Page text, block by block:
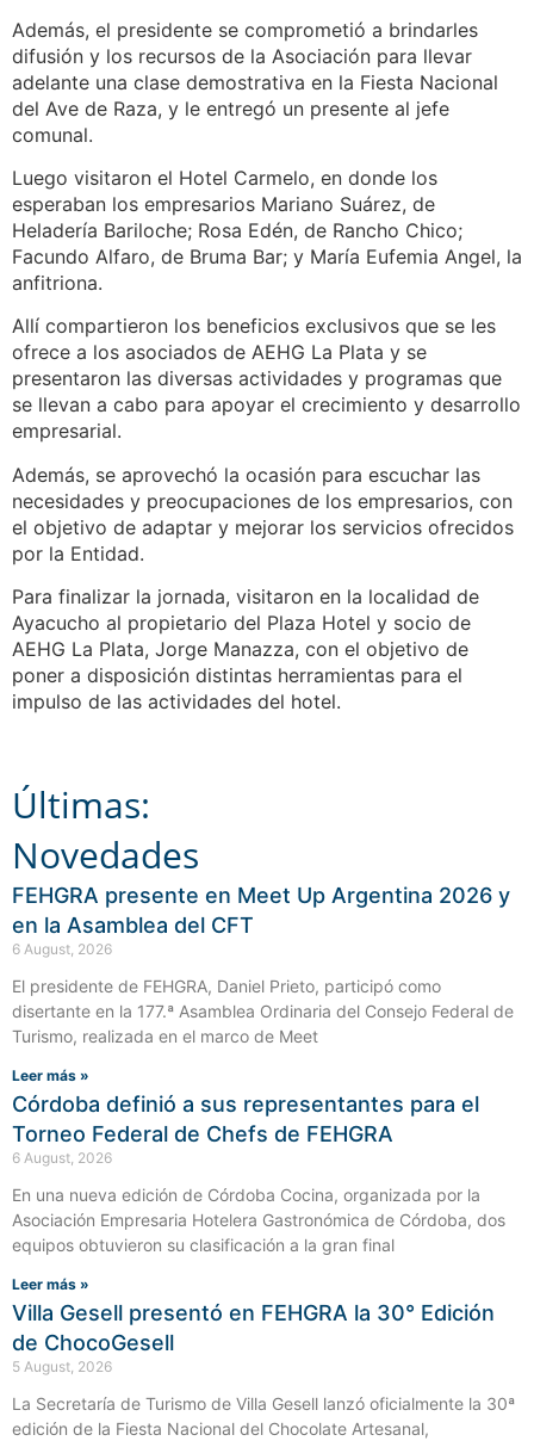
Además, el presidente se comprometió a brindarles
difusión y los recursos de la Asociación para llevar
adelante una clase demostrativa en la Fiesta Nacional
del Ave de Raza, y le entregó un presente al jefe
comunal.
Luego visitaron el Hotel Carmelo, en donde los
esperaban los empresarios Mariano Suárez, de
Heladería Bariloche; Rosa Edén, de Rancho Chico;
Facundo Alfaro, de Bruma Bar; y María Eufemia Angel, la
anfitriona.
Allí compartieron los beneficios exclusivos que se les
ofrece a los asociados de AEHG La Plata y se
presentaron las diversas actividades y programas que
se llevan a cabo para apoyar el crecimiento y desarrollo
empresarial.
Además, se aprovechó la ocasión para escuchar las
necesidades y preocupaciones de los empresarios, con
el objetivo de adaptar y mejorar los servicios ofrecidos
por la Entidad.
Para finalizar la jornada, visitaron en la localidad de
Ayacucho al propietario del Plaza Hotel y socio de
AEHG La Plata, Jorge Manazza, con el objetivo de
poner a disposición distintas herramientas para el
impulso de las actividades del hotel.
Últimas:
Novedades
FEHGRA presente en Meet Up Argentina 2026 y
en la Asamblea del CFT
6 August, 2026
El presidente de FEHGRA, Daniel Prieto, participó como
disertante en la 177.ª Asamblea Ordinaria del Consejo Federal de
Turismo, realizada en el marco de Meet
Leer más »
Córdoba definió a sus representantes para el
Torneo Federal de Chefs de FEHGRA
6 August, 2026
En una nueva edición de Córdoba Cocina, organizada por la
Asociación Empresaria Hotelera Gastronómica de Córdoba, dos
equipos obtuvieron su clasificación a la gran final
Leer más »
Villa Gesell presentó en FEHGRA la 30° Edición
de ChocoGesell
5 August, 2026
La Secretaría de Turismo de Villa Gesell lanzó oficialmente la 30ª
edición de la Fiesta Nacional del Chocolate Artesanal,